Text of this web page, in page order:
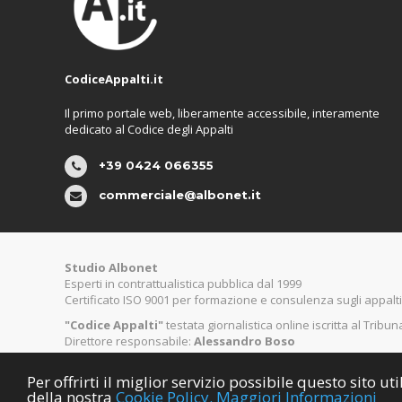
Per offrirti il miglior servizio possibile questo sito
della nostra Cookie Policy. Maggiori Informazioni
CodiceAppalti.it
Il primo portale web, liberamente accessibile, interamente
dedicato al Codice degli Appalti
+39 0424 066355
commerciale@albonet.it
Studio Albonet
Esperti in contrattualistica pubblica dal 1999
Certificato ISO 9001 per formazione e consulenza sugli appalti
"Codice Appalti"testata giornalistica online iscritta al
Direttore responsabile: Alessandro Boso
© Copyright CodiceAppalti.it. Tutti i diritti riservati.